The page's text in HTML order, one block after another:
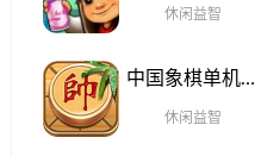
休闲益智
中国象棋单机对
休闲益智